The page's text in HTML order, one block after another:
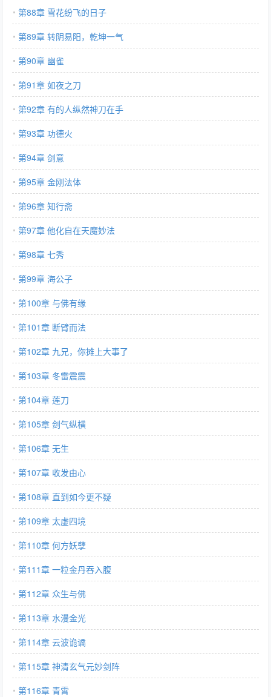
第88章 雪花纷飞的日子
第89章 转阴易阳，乾坤一气
第90章 幽雀
第91章 如夜之刀
第92章 有的人纵然神刀在手
第93章 功德火
第94章 剑意
第95章 金刚法体
第96章 知行斋
第97章 他化自在天魔妙法
第98章 七秀
第99章 海公子
第100章 与佛有缘
第101章 断臂而法
第102章 九兄，你摊上大事了
第103章 冬雷震震
第104章 莲刀
第105章 剑气纵横
第106章 无生
第107章 收发由心
第108章 直到如今更不疑
第109章 太虚四境
第110章 何方妖孽
第111章 一粒金丹吞入腹
第112章 众生与佛
第113章 水漫金光
第114章 云波诡谲
第115章 神清玄气元妙剑阵
第116章 青霄